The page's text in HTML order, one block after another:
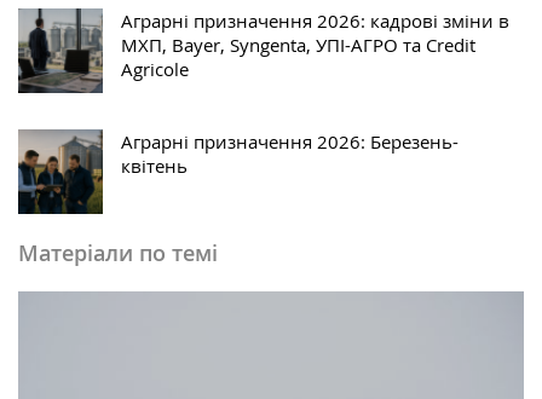
Аграрні призначення 2026: кадрові зміни в
МХП, Bayer, Syngenta, УПІ-АГРО та Credit
Agricole
Аграрні призначення 2026: Березень-
квітень
Матеріали по темі